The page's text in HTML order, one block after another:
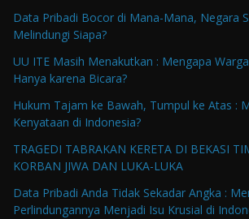
Data Pribadi Bocor di Mana-Mana, Negara
Melindungi Siapa?
UU ITE Masih Menakutkan : Mengapa
Hanya karena Bicara?
Hukum Tajam ke Bawah, Tumpul ke Atas :
Kenyataan di Indonesia?
TRAGEDI TABRAKAN KERETA DI BEKASI
KORBAN JIWA DAN LUKA-LUKA
Data Pribadi Anda Tidak Sekadar Angka :
Perlindungannya Menjadi Isu Krusial di